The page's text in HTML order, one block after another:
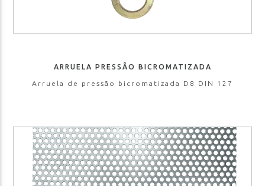
ARRUELA PRESSÃO BICROMATIZADA
Arruela de pressão bicromatizada D8 DIN 127